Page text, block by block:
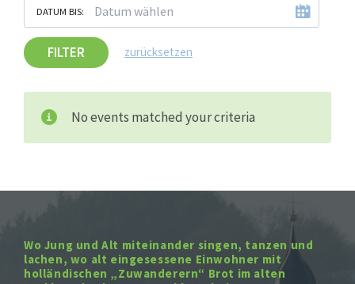
DATUM BIS:
FILTER zurücksetzen
No events matched your criteria
Wo Jung und Alt miteinander singen, tanzen und
lachen, wo alt eingesessene Einwohner mit
holländischen „Zuwanderern“ Brot im alten